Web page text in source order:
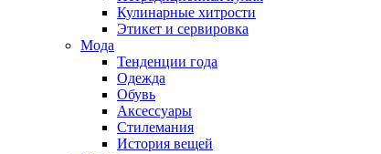
Кулинарные хитрости
Этикет и сервировка
Мода
Тенденции года
Одежда
Обувь
Аксессуары
Стилемания
История вещей